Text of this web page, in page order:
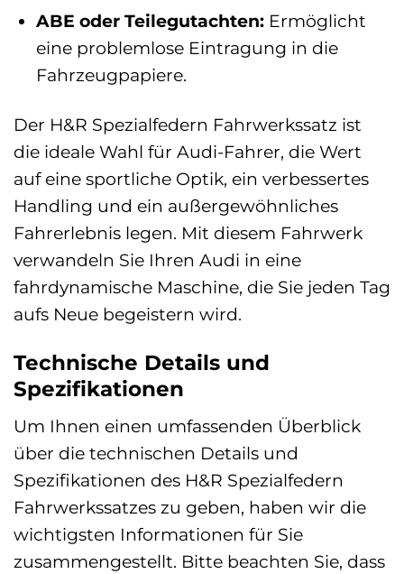
ABE oder Teilegutachten:Ermöglicht
eine problemlose Eintragung in die
Fahrzeugpapiere.
Der H&R Spezialfedern Fahrwerkssatz ist
die ideale Wahl für Audi-Fahrer, die Wert
auf eine sportliche Optik, ein verbessertes
Handling und ein außergewöhnliches
Fahrerlebnis legen. Mit diesem Fahrwerk
verwandeln Sie Ihren Audi in eine
fahrdynamische Maschine, die Sie jeden Tag
aufs Neue begeistern wird.
Technische Details und
Spezifikationen
Um Ihnen einen umfassenden Überblick
über die technischen Details und
Spezifikationen des H&R Spezialfedern
Fahrwerkssatzes zu geben, haben wir die
wichtigsten Informationen für Sie
zusammengestellt. Bitte beachten Sie, dass